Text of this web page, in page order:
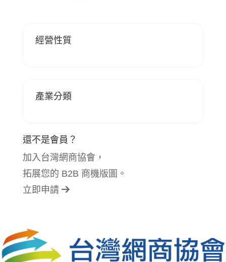
經營性質
產業分類
還不是會員？
加入台灣網商協會，
拓展您的 B2B 商機版圖。
立即申請